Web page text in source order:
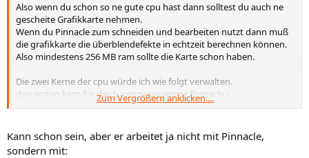
Also wenn du schon so ne gute cpu hast dann solltest du auch ne
gescheite Grafikkarte nehmen.
Wenn du Pinnacle zum schneiden und bearbeiten nutzt dann muß
die grafikkarte die überblendefekte in echtzeit berechnen können.
Also mindestens 256 MB ram sollte die Karte schon haben.
Die zwei Kerne der cpu würde ich wie folgt verwalten.
den ersten kern für das hauptprogramm ( Pinnacle )
den zweiten Kern für die Hintergrund renderarbeiten von Pinnacle
Dann rendert der eine cpu kern denn schonmal den film im forraus
wenn du ihn noch am schneiden bist.
Zum Vergrößern anklicken....
Kann schon sein, aber er arbeitet ja nicht mit Pinnacle,
sondern mit: